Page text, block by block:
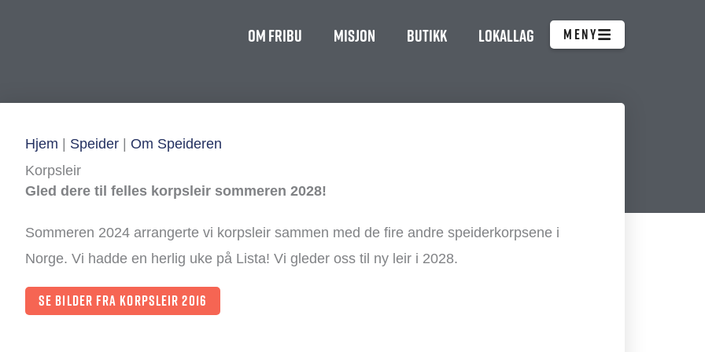
Om FriBU Misjon Butikk Lokallag MENY
Hjem Speider
Om Speideren
Korpsleir
Gled dere til felles korpsleir sommeren 2028!
Sommeren 2024 arrangerte vi korpsleir sammen med de fire andre speiderkorpsene i
Norge. Vi hadde en herlig uke på Lista! Vi gleder oss til ny leir i 2028.
Se bilder fra korpsleir 2016